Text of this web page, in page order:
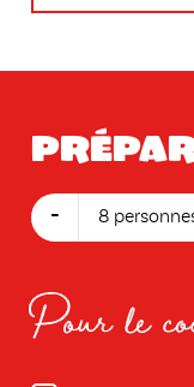
- 8
Pour le